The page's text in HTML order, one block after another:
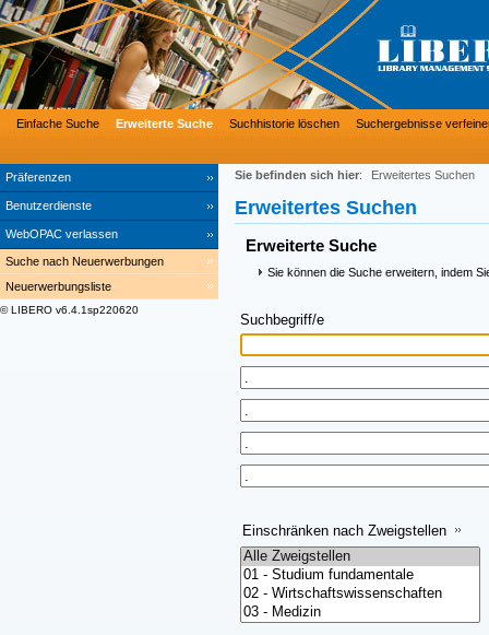
Präferenzen
Benutzerdienste
WebOPAC verlassen
Einfache Suche Erweiterte Suche Suchhistorie löschen Suchergebnisse
Suche nach Neuerwerbungen
Neuerwerbungsliste
© LIBERO v6.4.1sp220620
Sie befinden sich hier: Erweitertes Suchen
Erweitertes Suchen
Erweiterte Suche
Sie können die Suche erweitern, indem
Suchbegriff/e
Einschränken nach Zweigstellen